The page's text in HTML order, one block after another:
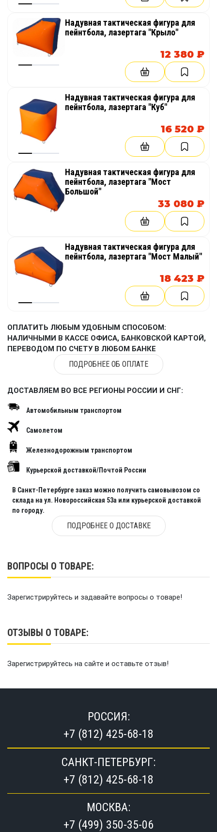
Надувная тактическая фигура для
пейнтбола, лазертага "Крыло"
12 380 ₽
Надувная тактическая фигура для
пейнтбола, лазертага "Куб"
16 520 ₽
Надувная тактическая фигура для
пейнтбола, лазертага "Мост
Большой"
33 080 ₽
Надувная тактическая фигура для
пейнтбола, лазертага "Мост Малый"
18 423 ₽
ОПЛАТИТЬ ЛЮБЫМ УДОБНЫМ СПОСОБОМ:
НАЛИЧНЫМИ В КАССЕ ОФИСА, БАНКОВСКОЙ КАРТОЙ,
ПЕРЕВОДОМ ПО СЧЕТУ В ЛЮБОМ БАНКЕ
ПОДРОБНЕЕ ОБ ОПЛАТЕ
ДОСТАВЛЯЕМ ВО ВСЕ РЕГИОНЫ РОССИИ И СНГ:
Автомобильным транспортом
Самолетом
Железнодорожным транспортом
Курьерской доставкой/Почтой России
В Санкт-Петербурге заказ можно получить самовывозом со
склада на ул. Новороссийская 53а или курьерской доставкой
по городу.
ПОДРОБНЕЕ О ДОСТАВКЕ
ВОПРОСЫ О ТОВАРЕ:
Зарегистрируйтесь и задавайте вопросы о товаре!
ОТЗЫВЫ О ТОВАРЕ:
Зарегистрируйтесь на сайте и оставьте отзыв!
РОССИЯ:
+7 (812) 425-68-18
САНКТ-ПЕТЕРБУРГ:
+7 (812) 425-68-18
МОСКВА:
+7 (499) 350-35-06